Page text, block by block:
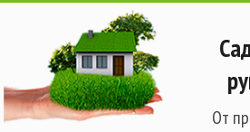
От